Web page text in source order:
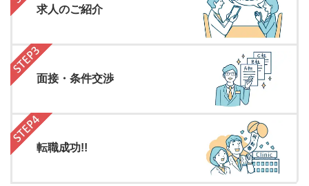
求人のご紹介
面接・条件交渉
転職成功!!